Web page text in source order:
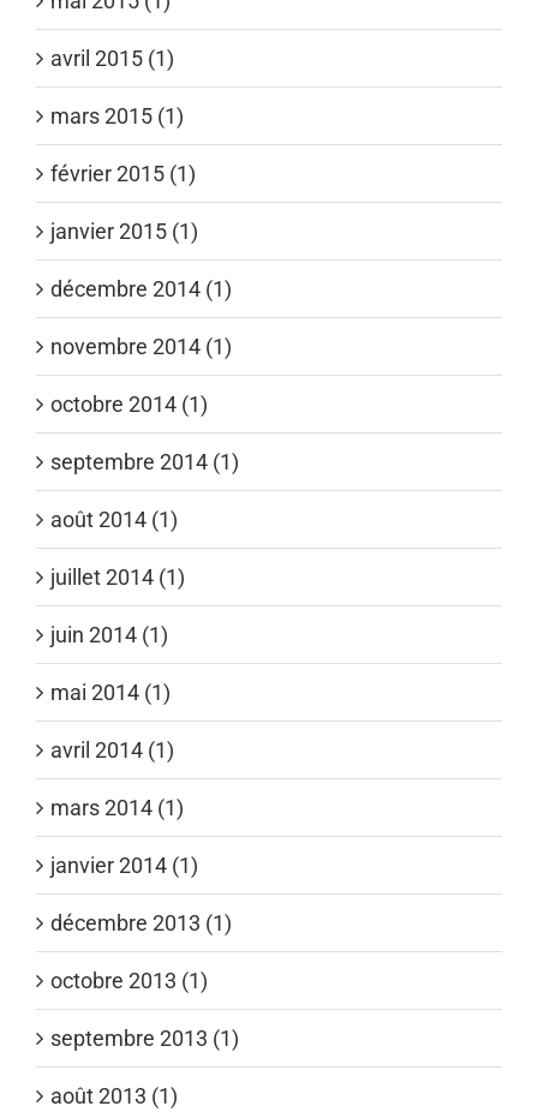
avril 2015 (1)
mars 2015 (1)
février 2015 (1)
janvier 2015 (1)
décembre 2014 (1)
novembre 2014 (1)
octobre 2014 (1)
septembre 2014 (1)
août 2014 (1)
juillet 2014 (1)
juin 2014 (1)
mai 2014 (1)
avril 2014 (1)
mars 2014 (1)
janvier 2014 (1)
décembre 2013 (1)
octobre 2013 (1)
septembre 2013 (1)
août 2013 (1)